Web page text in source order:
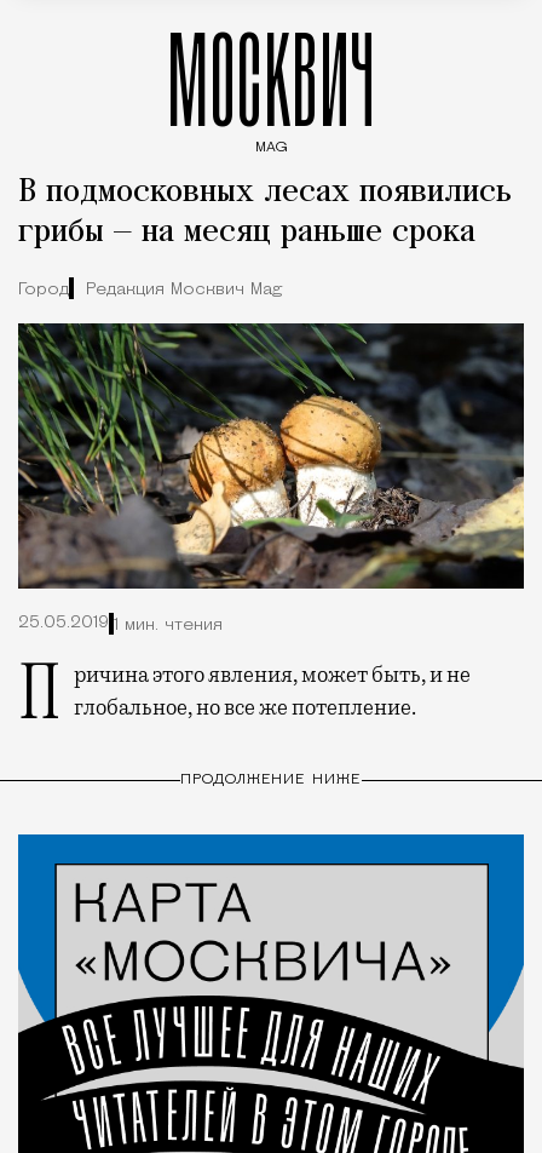
МОСКВИЧ
MAG
В подмосковных лесах появились
грибы — на месяц раньше срока
Город Редакция Москвич Mag
25.05.2019 1 мин. чтения
Причина этого явления, может быть, и не глобальное, но все же потепление.
ПРОДОЛЖЕНИЕ НИЖЕ